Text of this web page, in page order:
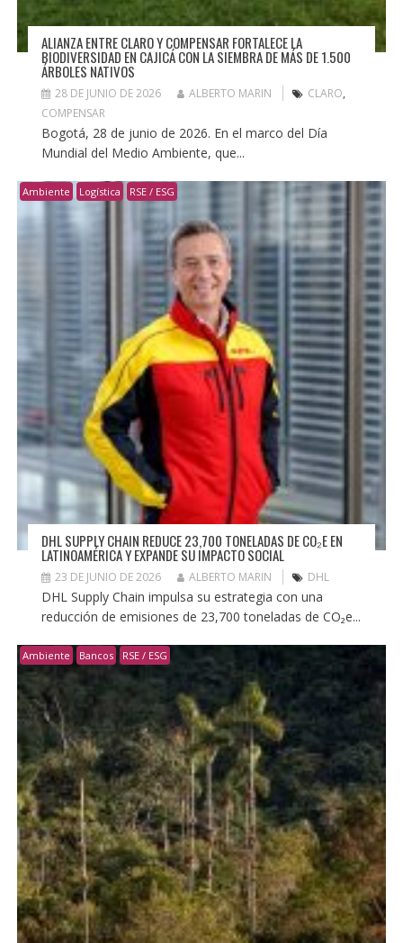
ALIANZA ENTRE CLARO Y COMPENSAR FORTALECE LA
BIODIVERSIDAD EN CAJICÁ CON LA SIEMBRA DE MÁS DE 1.500
ÁRBOLES NATIVOS
28 DE JUNIO DE 2026 ALBERTO MARIN CLARO,
COMPENSAR
Bogotá, 28 de junio de 2026. En el marco del Día
Mundial del Medio Ambiente, que...
Ambiente Logística RSE / ESG
DHL SUPPLY CHAIN REDUCE 23,700 TONELADAS DE CO₂E EN
LATINOAMÉRICA Y EXPANDE SU IMPACTO SOCIAL
23 DE JUNIO DE 2026 ALBERTO MARIN DHL
DHL Supply Chain impulsa su estrategia con una
reducción de emisiones de 23,700 toneladas de CO₂e...
Ambiente Bancos RSE / ESG